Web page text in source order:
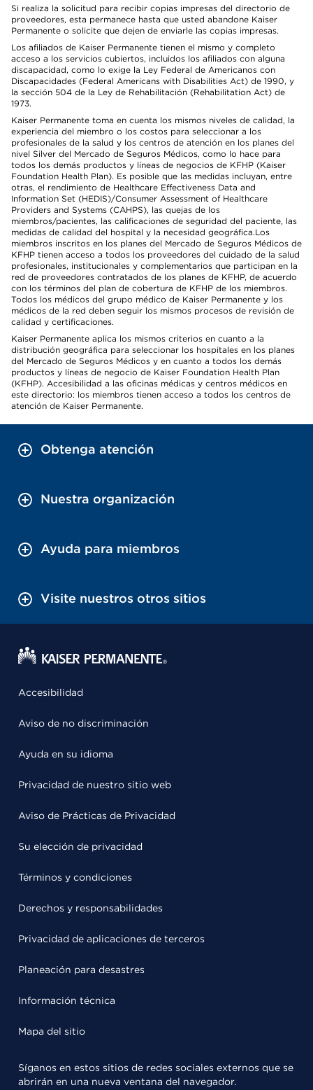
Si realiza la solicitud para recibir copias impresas del directorio de
proveedores, esta permanece hasta que usted abandone Kaiser
Permanente o solicite que dejen de enviarle las copias impresas.
Los afiliados de Kaiser Permanente tienen el mismo y completo
acceso a los servicios cubiertos, incluidos los afiliados con alguna
discapacidad, como lo exige la Ley Federal de Americanos con
Discapacidades (Federal Americans with Disabilities Act) de 1990, y
la sección 504 de la Ley de Rehabilitación (Rehabilitation Act) de
1973.
Kaiser Permanente toma en cuenta los mismos niveles de calidad, la
experiencia del miembro o los costos para seleccionar a los
profesionales de la salud y los centros de atención en los planes del
nivel Silver del Mercado de Seguros Médicos, como lo hace para
todos los demás productos y líneas de negocios de KFHP (Kaiser
Foundation Health Plan). Es posible que las medidas incluyan, entre
otras, el rendimiento de Healthcare Effectiveness Data and
Information Set (HEDIS)/Consumer Assessment of Healthcare
Providers and Systems (CAHPS), las quejas de los
miembros/pacientes, las calificaciones de seguridad del paciente, las
medidas de calidad del hospital y la necesidad geográfica.Los
miembros inscritos en los planes del Mercado de Seguros Médicos de
KFHP tienen acceso a todos los proveedores del cuidado de la salud
profesionales, institucionales y complementarios que participan en la
red de proveedores contratados de los planes de KFHP, de acuerdo
con los términos del plan de cobertura de KFHP de los miembros.
Todos los médicos del grupo médico de Kaiser Permanente y los
médicos de la red deben seguir los mismos procesos de revisión de
calidad y certificaciones.
Kaiser Permanente aplica los mismos criterios en cuanto a la
distribución geográfica para seleccionar los hospitales en los planes
del Mercado de Seguros Médicos y en cuanto a todos los demás
productos y líneas de negocio de Kaiser Foundation Health Plan
(KFHP). Accesibilidad a las oficinas médicas y centros médicos en
este directorio: los miembros tienen acceso a todos los centros de
atención de Kaiser Permanente.
Obtenga atención
Nuestra organización
Ayuda para miembros
Visite nuestros otros sitios
Accesibilidad
Aviso de no discriminación
Ayuda en su idioma
Privacidad de nuestro sitio web
Aviso de Prácticas de Privacidad
Su elección de privacidad
Términos y condiciones
Derechos y responsabilidades
Privacidad de aplicaciones de terceros
Planeación para desastres
Información técnica
Mapa del sitio
Síganos en estos sitios de redes sociales externos que se
abrirán en una nueva ventana del navegador.